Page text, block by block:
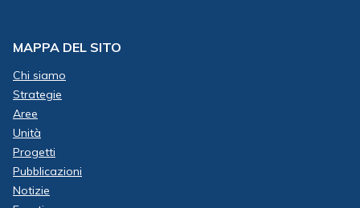
MAPPA DEL SITO
Chi siamo
Strategie
Aree
Unità
Progetti
Pubblicazioni
Notizie